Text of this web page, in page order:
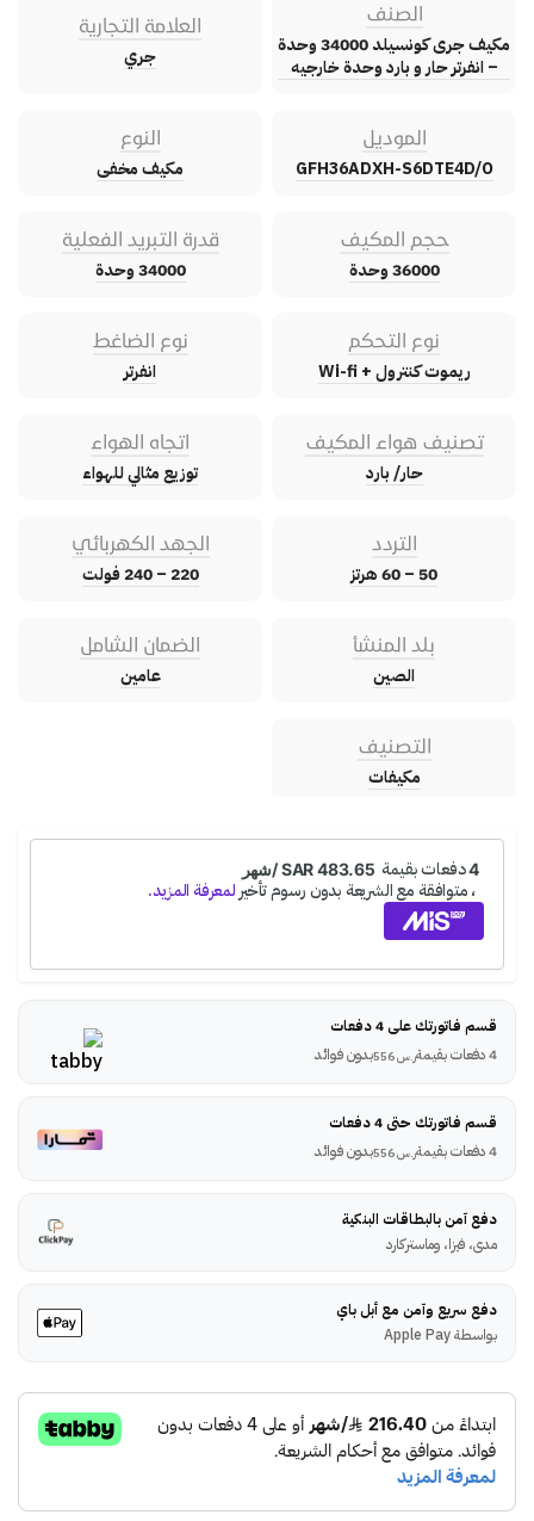
الصنف
مكيف جرى كونسيلد 34000 وحدة
– انفرتر حار و بارد وحدة خارجيه
العلامة التجارية
جري
الموديل
GFH36ADXH-S6DTE4D/O
النوع
مكيف مخفى
حجم المكيف
36000 وحدة
قدرة التبريد الفعلية
34000 وحدة
نوع التحكم
ريموت كنترول + Wi-fi
نوع الضاغط
انفرتر
تصنيف هواء المكيف
حار/ بارد
اتجاه الهواء
توزيع مثالي للهواء
التردد
50 – 60 هرتز
الجهد الكهربائي
220 – 240 فولت
بلد المنشأ
الصين
الضمان الشامل
عامين
التصنيف
مكيفات
قسم فاتورتك على 4 دفعات
4 دفعات بقيمة
ر.س بدون فوائد
قسم فاتورتك حتى 4 دفعات
4 دفعات بقيمة
ر.س بدون فوائد
دفع آمن بالبطاقات البنكية
مدى، فيزا، وماستركارد
دفع سريع وآمن مع أبل باي
بواسطة Apple Pay